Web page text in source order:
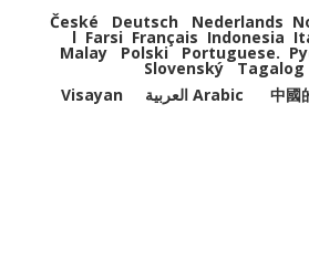
České Deutsch Nederlands
l Farsi Français Indonesia
Malay Polski Portuguese.
Slovenský Tagalog
Visayan
العربية Arabic 中國